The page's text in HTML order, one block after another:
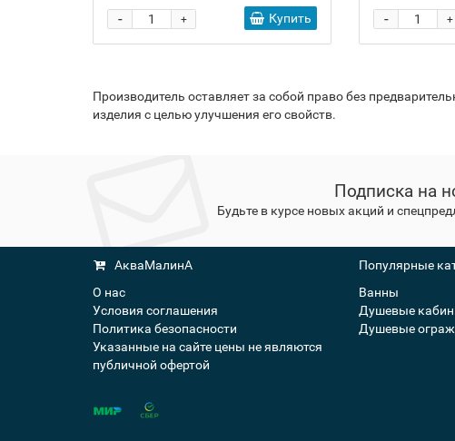
+
- Купить +
-
Производитель оставляет за собой право без
изделия с целью улучшения его свойств.
Подписка на
Будьте в курсе новых акций и
АкваМалинА
О нас
Условия соглашения
Политика безопасности
Указанные на сайте цены не являются
публичной офертой
Популярные
Ванны
Душевые
Душевые